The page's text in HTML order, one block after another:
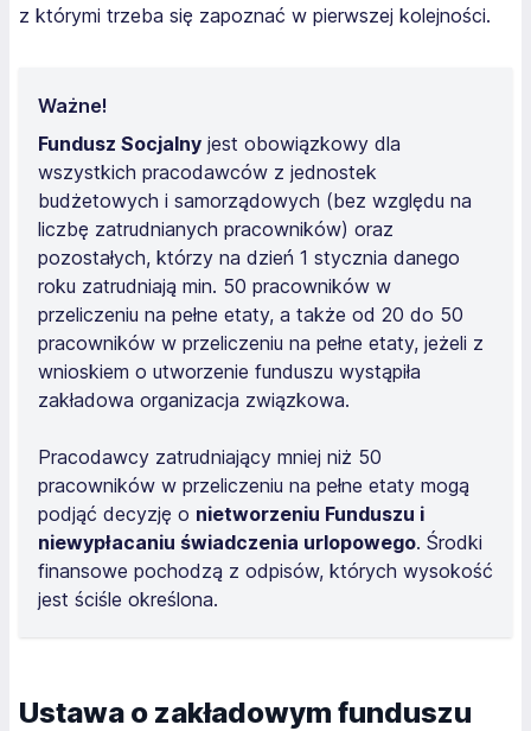
z którymi trzeba się zapoznać w pierwszej kolejności.
Ważne!
Fundusz Socjalny jest obowiązkowy dla
wszystkich pracodawców z jednostek
budżetowych i samorządowych (bez względu na
liczbę zatrudnianych pracowników) oraz
pozostałych, którzy na dzień 1 stycznia danego
roku zatrudniają min. 50 pracowników w
przeliczeniu na pełne etaty, a także od 20 do 50
pracowników w przeliczeniu na pełne etaty, jeżeli z
wnioskiem o utworzenie funduszu wystąpiła
zakładowa organizacja związkowa.
Pracodawcy zatrudniający mniej niż 50
pracowników w przeliczeniu na pełne etaty mogą
podjąć decyzję o nietworzeniu Funduszu i
niewypłacaniu świadczenia urlopowego. Środki
finansowe pochodzą z odpisów, których wysokość
jest ściśle określona.
Ustawa o zakładowym funduszu